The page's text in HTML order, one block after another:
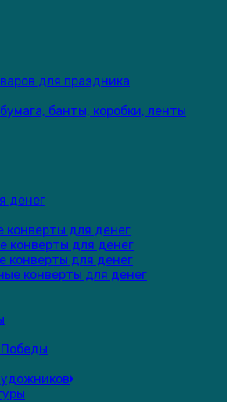
для праздника
банты, коробки, ленты
денег
конверты для денег
конверты для денег
конверты для денег
конверты для денег